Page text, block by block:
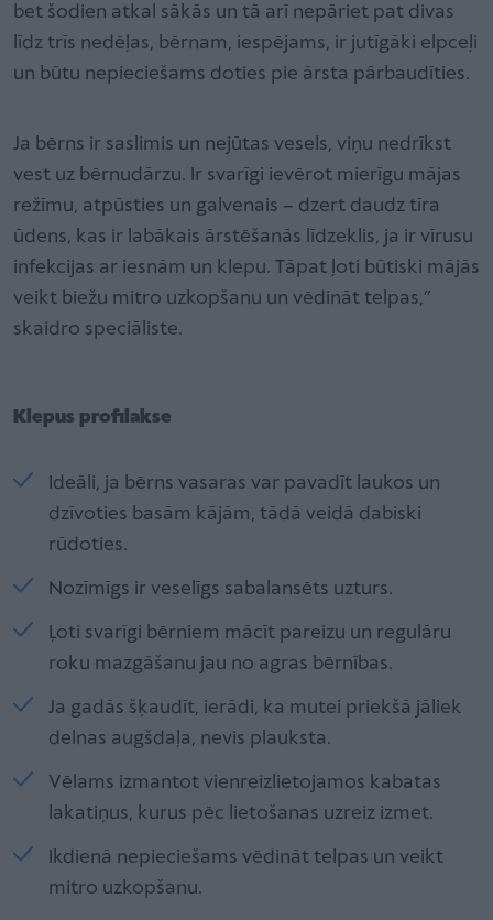
bet šodien atkal sākās un tā arī nepāriet pat divas
līdz trīs nedēļas, bērnam, iespējams, ir jutīgāki elpceļi
un būtu nepieciešams doties pie ārsta pārbaudīties.
Ja bērns ir saslimis un nejūtas vesels, viņu nedrīkst
vest uz bērnudārzu. Ir svarīgi ievērot mierīgu mājas
režīmu, atpūsties un galvenais – dzert daudz tīra
ūdens, kas ir labākais ārstēšanās līdzeklis, ja ir vīrusu
infekcijas ar iesnām un klepu. Tāpat ļoti būtiski mājās
veikt biežu mitro uzkopšanu un vēdināt telpas,”
skaidro speciāliste.
Klepus profilakse
Ideāli, ja bērns vasaras var pavadīt laukos un
dzīvoties basām kājām, tādā veidā dabiski
rūdoties.
Nozīmīgs ir veselīgs sabalansēts uzturs.
Ļoti svarīgi bērniem mācīt pareizu un regulāru
roku mazgāšanu jau no agras bērnības.
Ja gadās šķaudīt, ierādi, ka mutei priekšā jāliek
delnas augšdaļa, nevis plauksta.
Vēlams izmantot vienreizlietojamos kabatas
lakatiņus, kurus pēc lietošanas uzreiz izmet.
Ikdienā nepieciešams vēdināt telpas un veikt
mitro uzkopšanu.